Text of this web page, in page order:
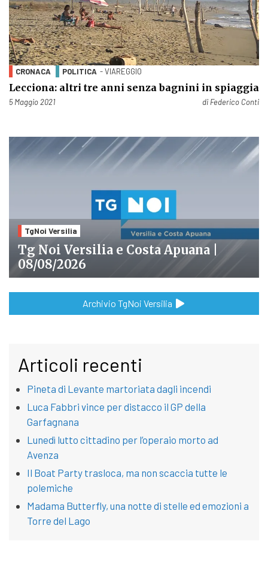
CRONACA POLITICA - VIAREGGIO
Lecciona: altri tre anni senza bagnini in spiaggia
Pubblicato il
5 Maggio 2021 di Federico Conti
TgNoi Versilia
Tg Noi Versilia e Costa Apuana |
08/08/2026
Archivio TgNoi Versilia
Articoli recenti
Pineta di Levante martoriata dagli incendi
Luca Fabbri vince per distacco il GP della
Garfagnana
Lunedì lutto cittadino per l’operaio morto ad
Avenza
Il Boat Party trasloca, ma non scaccia tutte le
polemiche
Madama Butterfly, una notte di stelle ed emozioni a
Torre del Lago